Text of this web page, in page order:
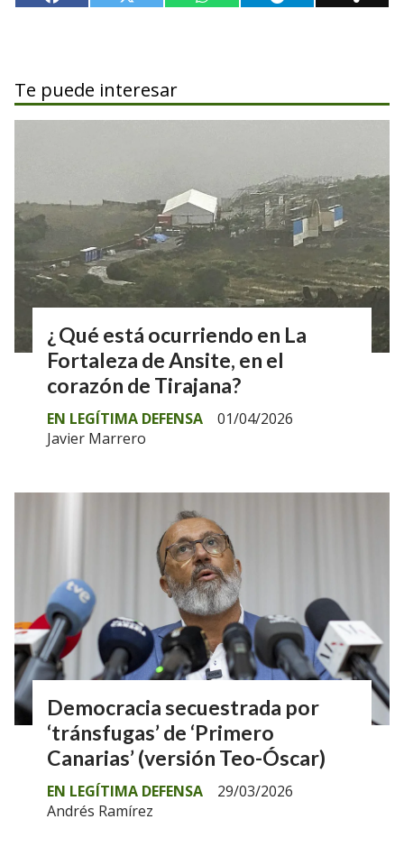
Te puede interesar
¿ Qué está ocurriendo en La
Fortaleza de Ansite, en el
corazón de Tirajana?
Javier Marrero
EN LEGÍTIMA DEFENSA 01/04/2026
Democracia secuestrada por
‘tránsfugas’ de ‘Primero
Canarias’ (versión Teo-Óscar)
Andrés Ramírez
EN LEGÍTIMA DEFENSA 29/03/2026